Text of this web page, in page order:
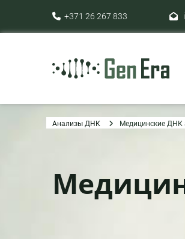
 +371 26 267 833 
Анализы ДНК Медицинские ДНК